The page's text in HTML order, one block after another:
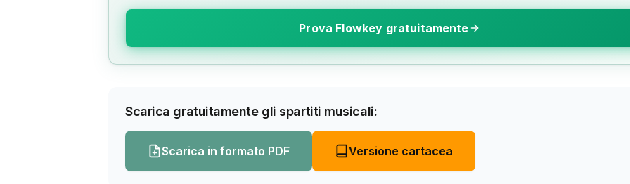
Prova Flowkey gratuitamente
Scarica gratuitamente gli spartiti musicali:
Scarica in formato PDF Versione cartacea